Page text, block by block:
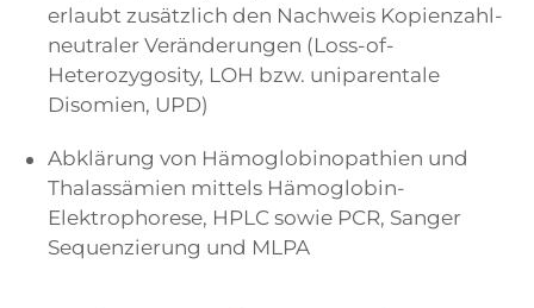
erlaubt zusätzlich den Nachweis Kopienzahl-
neutraler Veränderungen (Loss-of-
Heterozygosity, LOH bzw. uniparentale
Disomien, UPD)
Abklärung von Hämoglobinopathien und
Thalassämien mittels Hämoglobin-
Elektrophorese, HPLC sowie PCR, Sanger
Sequenzierung und MLPA